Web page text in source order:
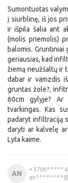
Sumontuotas
į siurblinę, iš jos
ir išpila šalia ant
(molis priemolis)
balomis. Gruntiniai
geriausias, kad
žiemą neužšaltų ir
dabar ir vamzdis
gruntas žolė?,
60cm gylyje? Ar
tvarkingas. Kas
padaryt infiltraciją
daryti ar kalvelę
Lyta kaime.
AN